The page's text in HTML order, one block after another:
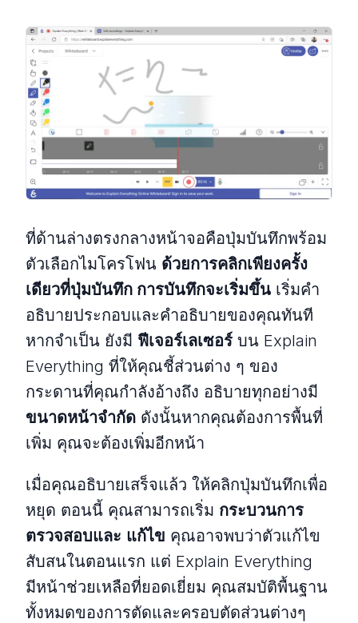
ที่ด้านล่างตรงกลางหน้าจอคือปุ่มบันทึกพร้อม
ตัวเลือกไมโครโฟน ด้วยการคลิกเพียงครั้ง
เดียวที่ปุ่มบันทึก การบันทึกจะเริ่มขึ้น เริ่มคำ
อธิบายประกอบและคำอธิบายของคุณทันที
หากจำเป็น ยังมี ฟีเจอร์เลเซอร์ บน Explain
Everything ที่ให้คุณชี้ส่วนต่าง ๆ ของ
กระดานที่คุณกำลังอ้างถึง อธิบายทุกอย่างมี
ขนาดหน้าจำกัด ดังนั้นหากคุณต้องการพื้นที่
เพิ่ม คุณจะต้องเพิ่มอีกหน้า
เมื่อคุณอธิบายเสร็จแล้ว ให้คลิกปุ่มบันทึกเพื่อ
หยุด ตอนนี้ คุณสามารถเริ่ม กระบวนการ
ตรวจสอบและ แก้ไข คุณอาจพบว่าตัวแก้ไข
สับสนในตอนแรก แต่ Explain Everything
มีหน้าช่วยเหลือที่ยอดเยี่ยม คุณสมบัติพื้นฐาน
ทั้งหมดของการตัดและครอบตัดส่วนต่างๆ